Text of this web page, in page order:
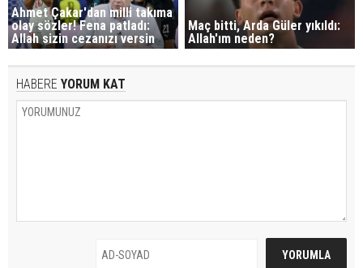
Ahmet Çakar'dan milli takıma
olay sözler! Fena patladı:
Allah sizin cezanızı versin
Maç bitti, Arda Güler yıkıldı:
Allah'ım neden?
HABERE YORUM KAT